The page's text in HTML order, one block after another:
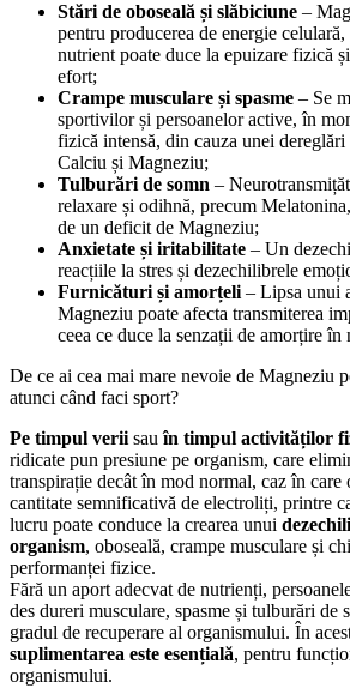
Stări de oboseală și slăbiciune –
pentru producerea de energie
nutrient poate duce la epuizare fizică
efort;
Crampe musculare și spasme – Se
sportivilor și persoanelor active, în
fizică intensă, din cauza unei
Calciu și Magneziu;
Tulburări de somn –
relaxare și odihnă, precum
de un deficit de Magneziu;
Anxietate și iritabilitate – Un
reacțiile la stres și dezechilibrele
Furnicături și amorțeli – Lipsa unui
Magneziu poate afecta transmiterea
ceea ce duce la senzații de amorțire în
De ce ai cea mai mare nevoie de Magneziu
atunci când faci sport?
Pe timpul verii sauîn timpul activităților
ridicate pun presiune pe organism, care
transpirație decât în mod normal, caz în care
cantitate semnificativă de electroliți, printre
lucru poate conduce la crearea unui
organism, oboseală, crampe musculare și
performanței fizice.
Fără un aport adecvat de nutrienți,
des dureri musculare, spasme și tulburări de
gradul de recuperare al organismului. În
suplimentarea este esențială, pentru
organismului.